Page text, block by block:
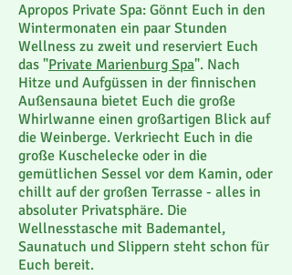
Apropos Private Spa: Gönnt Euch in den
Wintermonaten ein paar Stunden
Wellness zu zweit und reserviert Euch
das "Private Marienburg Spa". Nach
Hitze und Aufgüssen in der finnischen
Außensauna bietet Euch die große
Whirlwanne einen großartigen Blick auf
die Weinberge. Verkriecht Euch in die
große Kuschelecke oder in die
gemütlichen Sessel vor dem Kamin, oder
chillt auf der großen Terrasse - alles in
absoluter Privatsphäre. Die
Wellnesstasche mit Bademantel,
Saunatuch und Slippern steht schon für
Euch bereit.